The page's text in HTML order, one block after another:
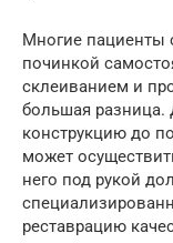
Многие пациенты
починкой
склеиванием и
большая
конструкцию до
может
него под рукой
реставрацию